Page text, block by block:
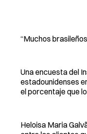
“Muchos
Una encuesta del
estadounidenses
el porcentaje que
Heloisa Maria